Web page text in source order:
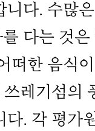
다. 수많
다는 것
떠한 음식
레기섬의
. 각 평가